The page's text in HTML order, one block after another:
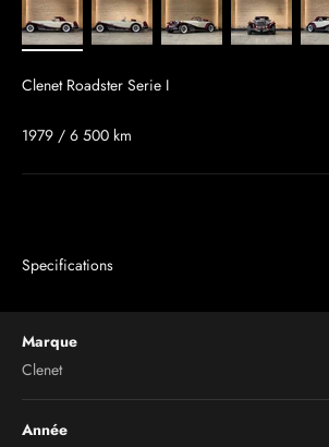
Clenet Roadster Serie I
1979 / 6 500 km
Specifications
Marque
Clenet
Année